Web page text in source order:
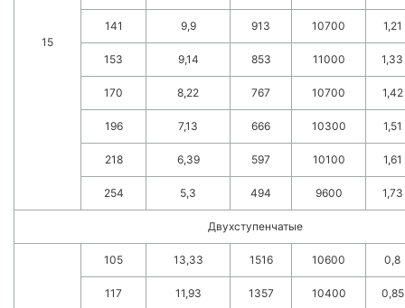
15
141 9,9 913 10700 1,21
153 9,14 853 11000 1,33
170 8,22 767 10700 1,42
196 7,13 666 10300 1,51
218 6,39 597 10100 1,61
254 5,3 494 9600 1,73
Двухступенчатые
105 13,33 1516 10600 0,8
117 11,93 1357 10400 0,85